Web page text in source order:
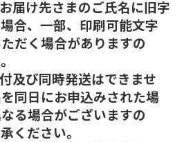
届け先さまのご氏名に旧字
合、一部、印刷可能文字
だく場合がありますの
及び同時発送はできませ
同日にお申込みされた場
る場合がございますの
ください。